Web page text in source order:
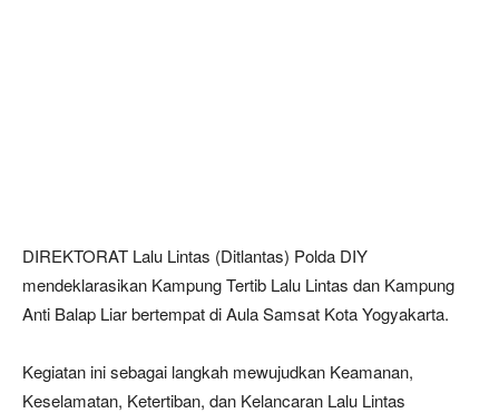
DIREKTORAT Lalu Lintas (Ditlantas) Polda DIY
mendeklarasikan Kampung Tertib Lalu Lintas dan Kampung
Anti Balap Liar bertempat di Aula Samsat Kota Yogyakarta.
Kegiatan ini sebagai langkah mewujudkan Keamanan,
Keselamatan, Ketertiban, dan Kelancaran Lalu Lintas